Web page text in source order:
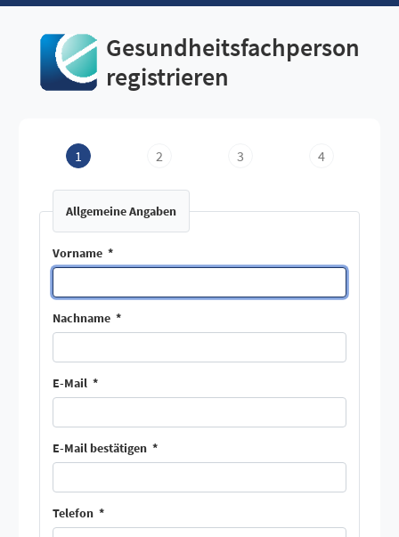
Gesundheitsfachperson
registrieren
1 2 3 4
Allgemeine Angaben
Vorname *
Nachname *
E-Mail *
E-Mail bestätigen *
Telefon *